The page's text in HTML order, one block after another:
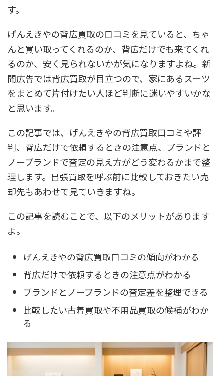
す。
げんえきやの背広買取の口コミを見ていると、ちゃ
んと買い取ってくれるのか、背広だけでも来てくれ
るのか、安く見られないかが気になりますよね。新
聞広告では背広買取が目立つので、家にあるスーツ
をまとめて片付けたい人ほど判断に迷いやすいかな
と思います。
この記事では、げんえきやの背広買取口コミや評
判、背広だけで依頼するときの注意点、ブランドと
ノーブランドで査定の見え方がどう変わるかまで整
理します。出張買取を呼ぶ前に比較しておきたい売
却先もあわせて見ていきますね。
この記事を読むことで、以下のメリットがあります
よ。
げんえきやの背広買取口コミの傾向がわかる
背広だけで依頼するときの注意点がわかる
ブランドとノーブランドの査定差を整理できる
比較したい古着買取や不用品買取の候補がわか
る